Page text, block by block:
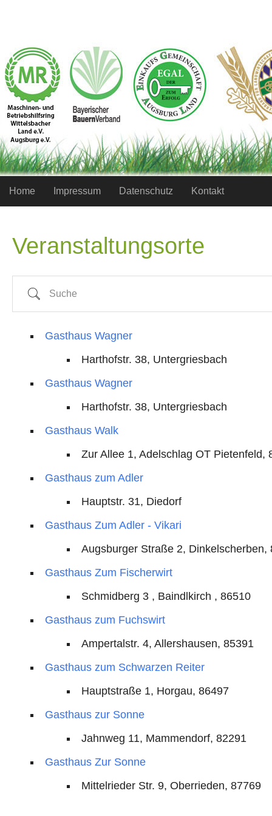
Home Impressum Datenschutz Kontakt
Veranstaltungsorte
Suche
Gasthaus Wagner
Harthofstr. 38, Untergriesbach
Gasthaus Wagner
Harthofstr. 38, Untergriesbach
Gasthaus Walk
Zur Allee 1, Adelschlag OT Pietenfeld,
Gasthaus zum Adler
Hauptstr. 31, Diedorf
Gasthaus Zum Adler - Vikari
Augsburger Straße 2, Dinkelscherben,
Gasthaus Zum Fischerwirt
Schmidberg 3 , Baindlkirch , 86510
Gasthaus zum Fuchswirt
Ampertalstr. 4, Allershausen, 85391
Gasthaus zum Schwarzen Reiter
Hauptstraße 1, Horgau, 86497
Gasthaus zur Sonne
Jahnweg 11, Mammendorf, 82291
Gasthaus Zur Sonne
Mittelrieder Str. 9, Oberrieden, 87769